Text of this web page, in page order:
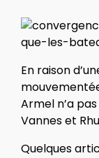
En raison
Armel n’a
Vannes et
Quelques